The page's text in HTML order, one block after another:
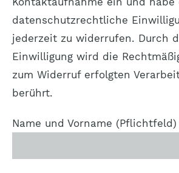
datenschutzrechtliche
jederzeit zu widerrufen. Durch
Einwilligung wird die
zum Widerruf erfolgten
berührt.
Name und Vorname (Pflichtfeld)